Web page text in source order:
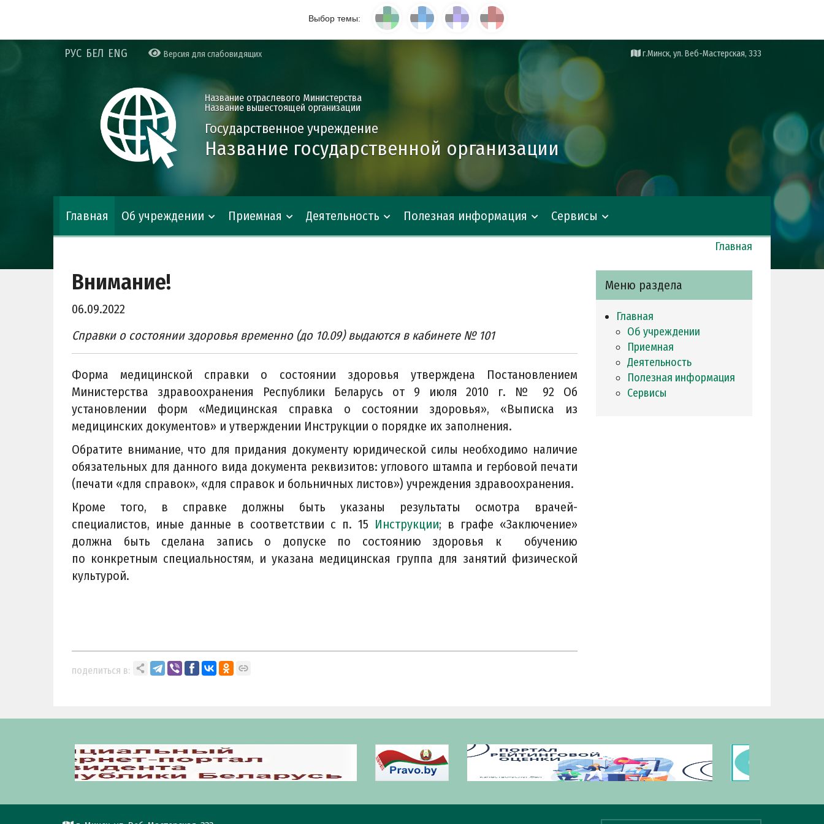
Выбор темы:
РУС БЕЛ ENG Версия для слабовидящих г.Минск, ул. Веб-Мастерская, 333
Название отраслевого Министерства
Название вышестоящей организации
Государственное учреждение
Название государственной организации
Главная Об учреждении Приемная Деятельность Полезная информация Сервисы
Главная
Внимание!
06.09.2022
Справки о состоянии здоровья временно (до 10.09) выдаются в кабинете № 101
Форма медицинской справки о состоянии здоровья утверждена Постановлением
Министерства здравоохранения Республики Беларусь от 9 июля 2010 г. № 92 Об
установлении форм «Медицинская справка о состоянии здоровья», «Выписка из
медицинских документов» и утверждении Инструкции о порядке их заполнения.
Обратите внимание, что для придания документу юридической силы необходимо наличие
обязательных для данного вида документа реквизитов: углового штампа и гербовой печати
(печати «для справок», «для справок и больничных листов») учреждения здравоохранения.
Кроме того, в справке должны быть указаны результаты осмотра врачей-
специалистов, иные данные в соответствии с п. 15 Инструкции; в графе «Заключение»
должна быть сделана запись о допуске по состоянию здоровья к обучению
по конкретным специальностям, и указана медицинская группа для занятий физической
культурой.
поделиться в:
Меню раздела
Главная
Об учреждении
Приемная
Деятельность
Полезная информация
Сервисы